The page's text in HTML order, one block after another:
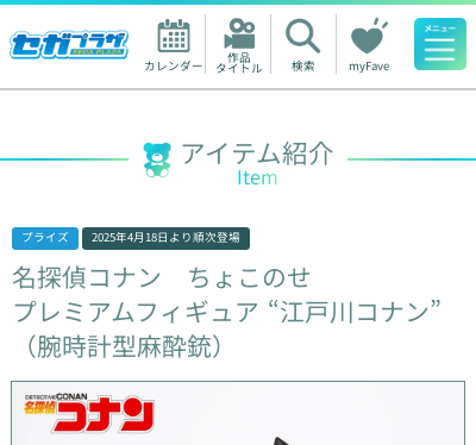
カレンダー 作品
タイトル 検索 myFave
人気ワード
アイテム紹介
Item
プライズ 2025年4月18日 より順次登場
名探偵コナン
ちょこのせ
プレミアムフィギュア “江戸川コナン”
（腕時計型麻酔銃）